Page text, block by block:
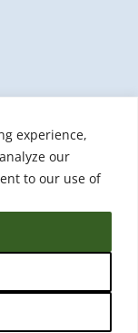
experience,
our
to our use of